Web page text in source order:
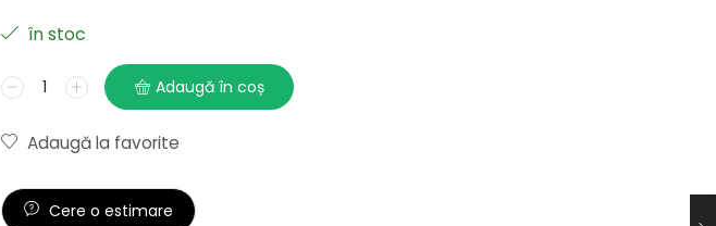
în stoc
Adaugă în coș
Adaugă la favorite
Cere o estimare